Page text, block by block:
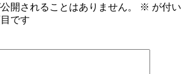
開されることはありません。 ※ が付い
です